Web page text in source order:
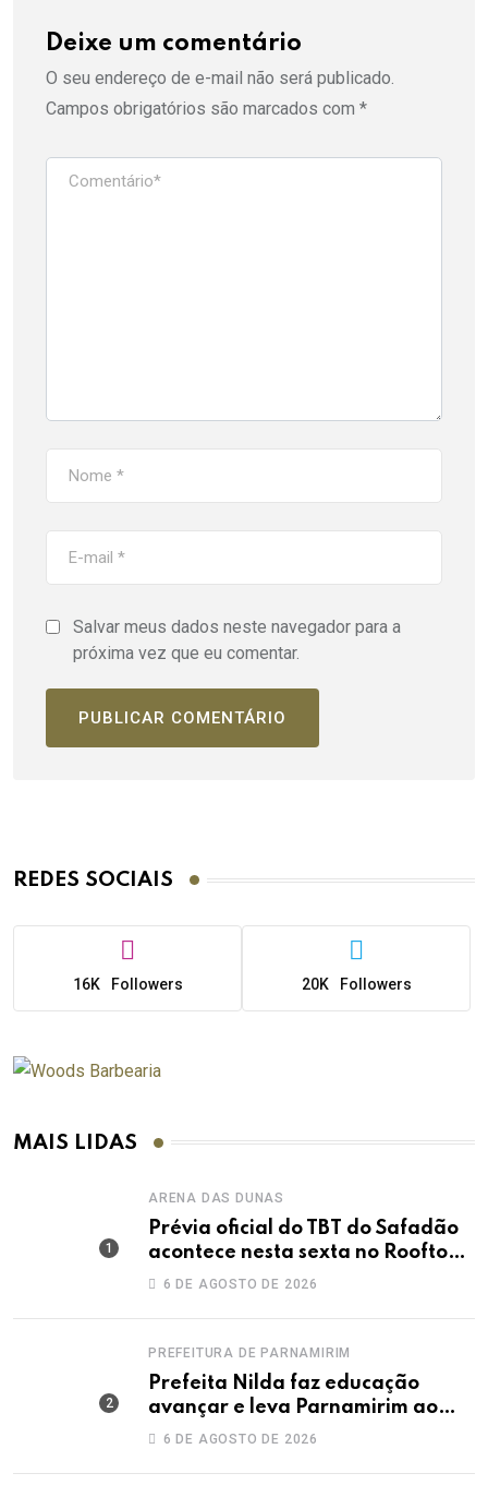
Deixe um comentário
O seu endereço de e-mail não será publicado.
Campos obrigatórios são marcados com *
Salvar meus dados neste navegador para a
próxima vez que eu comentar.
REDES SOCIAIS
16K Followers 20K Followers
MAIS LIDAS
ARENA DAS DUNAS
Prévia oficial do TBT do Safadão
acontece nesta sexta no Rooftop
Dunas
6 DE AGOSTO DE 2026
PREFEITURA DE PARNAMIRIM
Prefeita Nilda faz educação
avançar e leva Parnamirim ao
maior IDEB da história dos anos
6 DE AGOSTO DE 2026